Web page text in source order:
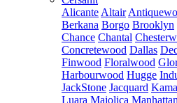
Alicante Altair
Berkana Borgo Brooklyn
Chance Chantal
Concretewood Dallas
Finwood Floralwood
Harbourwood Hugge
JackStone Jacquard Kama
Luara Majolica Manhattan